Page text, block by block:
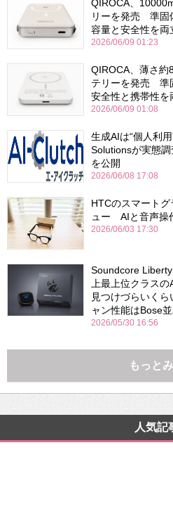
QIROCA、
リーを発売 準固
容量と安全性を両
2026/06/09 01:23
QIROCA、薄さ約
テリーを発売 準
安全性と携帯性を
2026/06/09 01:08
生成AIは“個人利
Solutionsが実態調
を公開
2026/06/08 17:08
HTCのスマート
ュー AIと音声操
2026/06/03 17:30
Soundcore
上最上位クラスの
見つけづらいく
ャン性能はBose
2026/05/30 16:56
もっと
人気記